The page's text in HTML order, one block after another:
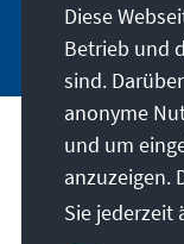
Unser Auftrag
Kontakt
Diese
Betrieb und
sind.
anonyme
und um
anzuzeigen.
Sie jederzeit